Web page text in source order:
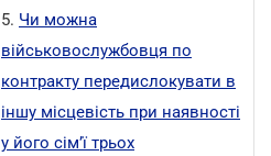
5. Чи можна
військовослужбовця по
контракту передислокувати в
іншу місцевість при наявності
у його сім’ї трьох